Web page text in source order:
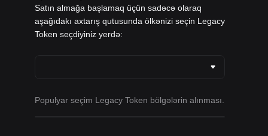
Satın almağa başlamaq üçün sadəcə olaraq
aşağıdakı axtarış qutusunda ölkənizi seçin Legacy
Token seçdiyiniz yerdə:
Populyar seçim Legacy Token bölgələrin alınması.